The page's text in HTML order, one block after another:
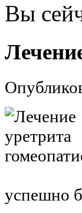
Вы
успешно